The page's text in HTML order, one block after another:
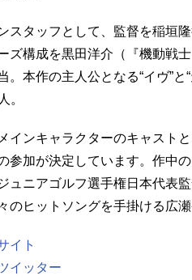
スタッフとして、監督を稲垣
ズ構成を黒田洋介（『機動戦
。本作の主人公となる“イヴ”
。
インキャラクターのキャスト
参加が決定しています。作中
ュニアゴルフ選手権日本代表
のヒットソングを手掛ける広
イト
イッター